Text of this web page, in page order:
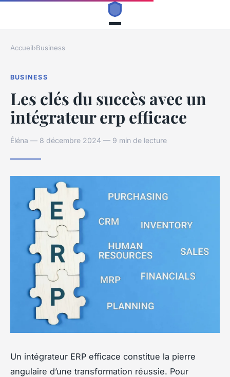
Accueil›Business
BUSINESS
Les clés du succès avec un
intégrateur erp efficace
Éléna — 8 décembre 2024 — 9 min de lecture
Un intégrateur ERP efficace constitue la pierre
angulaire d’une transformation réussie. Pour